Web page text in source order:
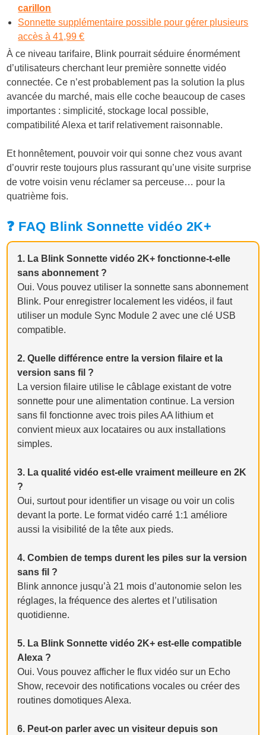
carillon
Sonnette supplémentaire possible pour gérer plusieurs
accès à 41,99 €
À ce niveau tarifaire, Blink pourrait séduire énormément
d’utilisateurs cherchant leur première sonnette vidéo
connectée. Ce n’est probablement pas la solution la plus
avancée du marché, mais elle coche beaucoup de cases
importantes : simplicité, stockage local possible,
compatibilité Alexa et tarif relativement raisonnable.
Et honnêtement, pouvoir voir qui sonne chez vous avant
d’ouvrir reste toujours plus rassurant qu’une visite surprise
de votre voisin venu réclamer sa perceuse… pour la
quatrième fois.
❓ FAQ Blink Sonnette vidéo 2K+
1. La Blink Sonnette vidéo 2K+ fonctionne-t-elle
sans abonnement ?
Oui. Vous pouvez utiliser la sonnette sans abonnement
Blink. Pour enregistrer localement les vidéos, il faut
utiliser un module Sync Module 2 avec une clé USB
compatible.
2. Quelle différence entre la version filaire et la
version sans fil ?
La version filaire utilise le câblage existant de votre
sonnette pour une alimentation continue. La version
sans fil fonctionne avec trois piles AA lithium et
convient mieux aux locataires ou aux installations
simples.
3. La qualité vidéo est-elle vraiment meilleure en 2K
?
Oui, surtout pour identifier un visage ou voir un colis
devant la porte. Le format vidéo carré 1:1 améliore
aussi la visibilité de la tête aux pieds.
4. Combien de temps durent les piles sur la version
sans fil ?
Blink annonce jusqu’à 21 mois d’autonomie selon les
réglages, la fréquence des alertes et l’utilisation
quotidienne.
5. La Blink Sonnette vidéo 2K+ est-elle compatible
Alexa ?
Oui. Vous pouvez afficher le flux vidéo sur un Echo
Show, recevoir des notifications vocales ou créer des
routines domotiques Alexa.
6. Peut-on parler avec un visiteur depuis son